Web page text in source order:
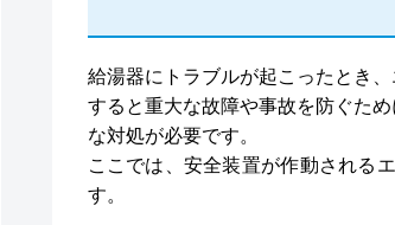
給湯器にトラブルが起こったとき
すると重大な故障や事故を防ぐた
な対処が必要です。
ここでは、安全装置が作動される
す。